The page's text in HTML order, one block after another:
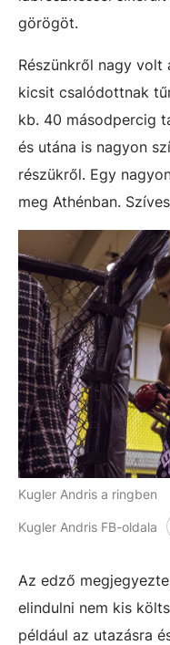
görögöt.
Részünkről nagy volt
kicsit csalódottnak
kb. 40 másodpercig
és utána is nagyon
részükről. Egy
meg Athénban.
Kugler Andris a ringben
Kugler Andris FB-oldala
Az edző
elindulni nem kis
például az utazásra